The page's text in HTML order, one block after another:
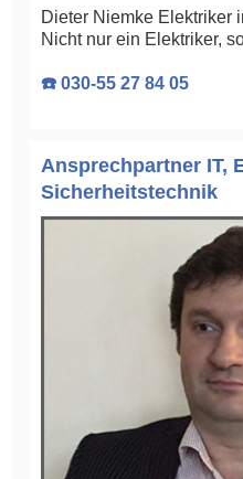
Dieter Niemke Elektriker
Nicht nur ein Elektriker,
☎️ 030-55 27 84 05
Ansprechpartner IT,
Sicherheitstechnik